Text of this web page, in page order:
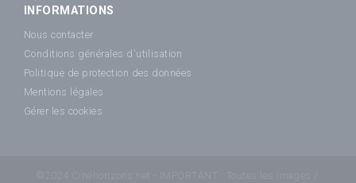
INFORMATIONS
Nous contacter
Conditions générales d'utilisation
Politique de protection des données
Mentions légales
Gérer les cookies